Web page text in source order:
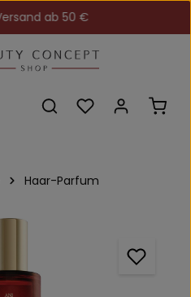
ab 50 €
Du hast 0
Haar-Parfum